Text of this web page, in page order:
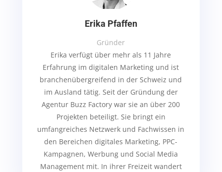
Erika Pfaffen
Gründer
Erika verfügt über mehr als 11 Jahre
Erfahrung im digitalen Marketing und ist
branchenübergreifend in der Schweiz und
im Ausland tätig. Seit der Gründung der
Agentur Buzz Factory war sie an über 200
Projekten beteiligt. Sie bringt ein
umfangreiches Netzwerk und Fachwissen in
den Bereichen digitales Marketing, PPC-
Kampagnen, Werbung und Social Media
Management mit. In ihrer Freizeit wandert